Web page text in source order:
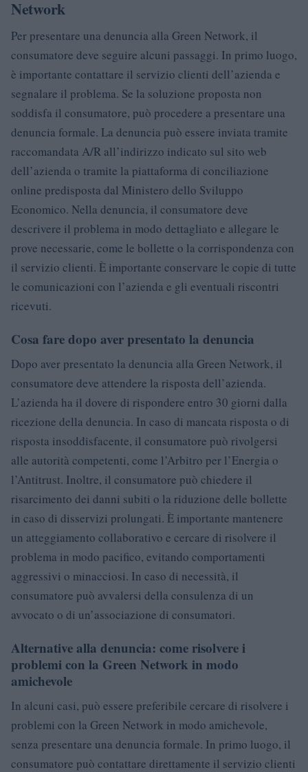
Network
Per presentare una denuncia alla Green Network, il
consumatore deve seguire alcuni passaggi. In primo luogo,
è importante contattare il servizio clienti dell’azienda e
segnalare il problema. Se la soluzione proposta non
soddisfa il consumatore, può procedere a presentare una
denuncia formale. La denuncia può essere inviata tramite
raccomandata A/R all’indirizzo indicato sul sito web
dell’azienda o tramite la piattaforma di conciliazione
online predisposta dal Ministero dello Sviluppo
Economico. Nella denuncia, il consumatore deve
descrivere il problema in modo dettagliato e allegare le
prove necessarie, come le bollette o la corrispondenza con
il servizio clienti. È importante conservare le copie di tutte
le comunicazioni con l’azienda e gli eventuali riscontri
ricevuti.
Cosa fare dopo aver presentato la denuncia
Dopo aver presentato la denuncia alla Green Network, il
consumatore deve attendere la risposta dell’azienda.
L’azienda ha il dovere di rispondere entro 30 giorni dalla
ricezione della denuncia. In caso di mancata risposta o di
risposta insoddisfacente, il consumatore può rivolgersi
alle autorità competenti, come l’Arbitro per l’Energia o
l’Antitrust. Inoltre, il consumatore può chiedere il
risarcimento dei danni subiti o la riduzione delle bollette
in caso di disservizi prolungati. È importante mantenere
un atteggiamento collaborativo e cercare di risolvere il
problema in modo pacifico, evitando comportamenti
aggressivi o minacciosi. In caso di necessità, il
consumatore può avvalersi della consulenza di un
avvocato o di un’associazione di consumatori.
Alternative alla denuncia: come risolvere i
problemi con la Green Network in modo
amichevole
In alcuni casi, può essere preferibile cercare di risolvere i
problemi con la Green Network in modo amichevole,
senza presentare una denuncia formale. In primo luogo, il
consumatore può contattare direttamente il servizio clienti